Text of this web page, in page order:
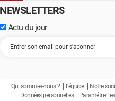
NEWSLETTERS
Actu du jour
Qui sommes-nous ? L'équipe Notre
Données personnelles
Paramétrer